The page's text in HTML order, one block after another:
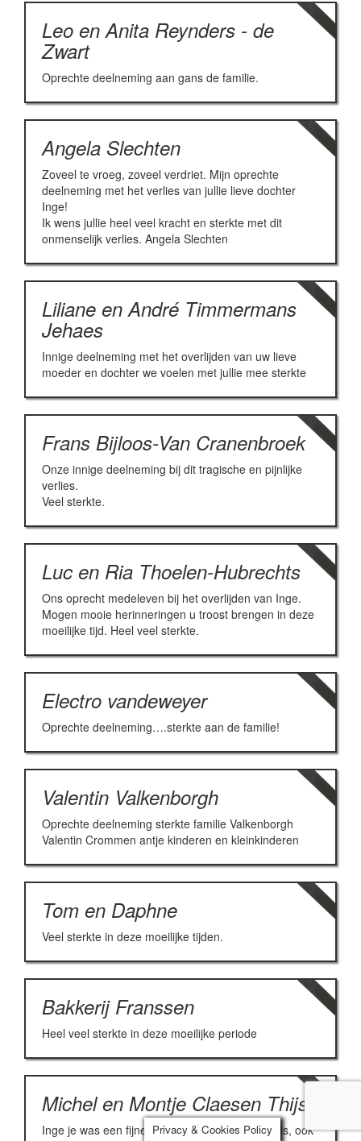
Leo en Anita Reynders - de
Zwart
Oprechte deelneming aan gans de familie.
Angela Slechten
Zoveel te vroeg, zoveel verdriet. Mijn oprechte
deelneming met het verlies van jullie lieve dochter
Inge!
Ik wens jullie heel veel kracht en sterkte met dit
onmenselijk verlies. Angela Slechten
Liliane en André Timmermans
Jehaes
Innige deelneming met het overlijden van uw lieve
moeder en dochter we voelen met jullie mee sterkte
Frans Bijloos-Van Cranenbroek
Onze innige deelneming bij dit tragische en pijnlijke
verlies.
Veel sterkte.
Luc en Ria Thoelen-Hubrechts
Ons oprecht medeleven bij het overlijden van Inge.
Mogen mooie herinneringen u troost brengen in deze
moeilijke tijd. Heel veel sterkte.
Electro vandeweyer
Oprechte deelneming….sterkte aan de familie!
Valentin Valkenborgh
Oprechte deelneming sterkte familie Valkenborgh
Valentin Crommen antje kinderen en kleinkinderen
Tom en Daphne
Veel sterkte in deze moeilijke tijden.
Bakkerij Franssen
Heel veel sterkte in deze moeilijke periode
Michel en Montje Claesen Thijs
Inge je was een fijne en lieve buurvrouw destijds, ook
Privacy & Cookies Policy